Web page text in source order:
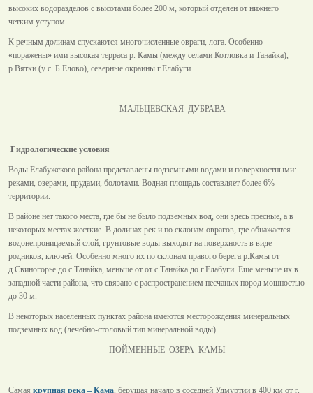
высоких водоразделов с высотами более 200 м, который отделен от нижнего
четким уступом.
К речным долинам спускаются многочисленные овраги, лога. Особенно
«поражены» ими высокая терраса р. Камы (между селами Котловка и Танайка),
р.Вятки (у с. Б.Елово), северные окраины г.Елабуги.
МАЛЬЦЕВСКАЯ ДУБРАВА
Гидрологические условия
Воды Елабужского района представлены подземными водами и поверхностными:
реками, озерами, прудами, болотами. Водная площадь составляет более 6%
территории.
В районе нет такого места, где бы не было подземных вод, они здесь пресные, а в
некоторых местах жесткие. В долинах рек и по склонам оврагов, где обнажается
водонепроницаемый слой, грунтовые воды выходят на поверхность в виде
родников, ключей. Особенно много их по склонам правого берега р.Камы от
д.Свиногорье до с.Танайка, меньше от от с.Танайка до г.Елабуги. Еще меньше их в
западной части района, что связано с распространением песчаных пород мощностью
до 30 м.
В некоторых населенных пунктах района имеются месторождения минеральных
подземных вод (лечебно-столовый тип минеральной воды).
ПОЙМЕННЫЕ ОЗЕРА КАМЫ
Самая крупная река – Кама, берущая начало в соседней Удмуртии в 400 км от г.